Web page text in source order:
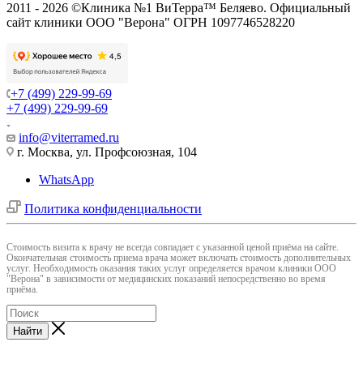
2011 - 2026 ©Клиника №1 ВиТерра™ Беляево. Официальный
сайт клиники ООО "Верона" ОГРН 1097746528220
+7 (499) 229-99-69
+7 (499) 229-99-69
info@viterramed.ru
г. Москва, ул. Профсоюзная, 104
WhatsApp
Политика конфиденциальности
Cтоимость визита к врачу не всегда совпадает с указанной ценой приёма на сайте.
Окончательная стоимость приема врача может включать стоимость дополнительных
услуг. Необходимость оказания таких услуг определяется врачом клиники ООО
"Верона" в зависимости от медицинских показаний непосредственно во время
приёма.
Найти